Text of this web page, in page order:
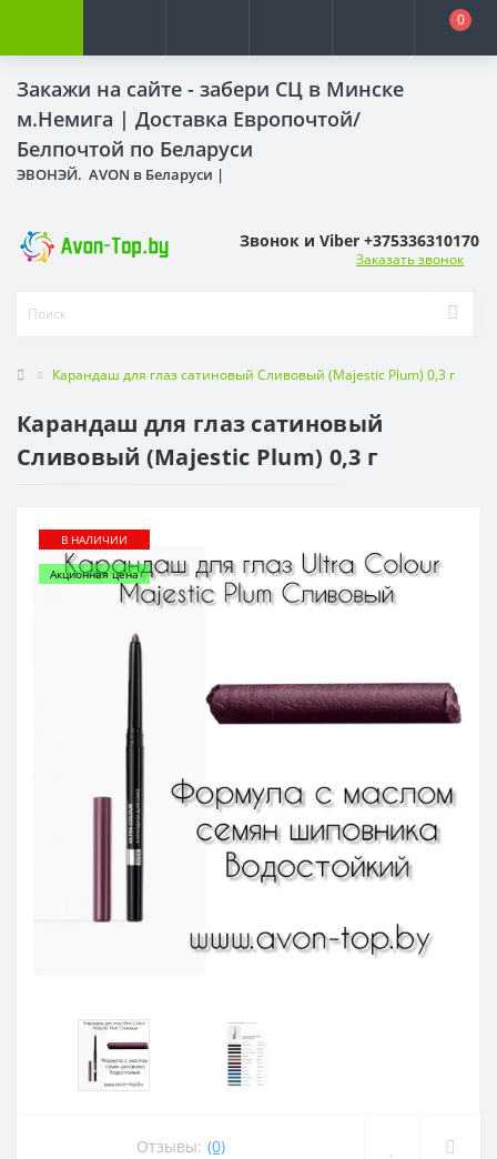
Закажи на сайте - забери СЦ в Минске
м.Немига | Доставка Европочтой/
Белпочтой по Беларуси
ЭВОНЭЙ. AVON в Беларуси |
0
Звонок и Viber +375336310170
Заказать звонок
Карандаш для глаз сатиновый Сливовый (Majestic Plum) 0,3 г
Карандаш для глаз сатиновый
Сливовый (Majestic Plum) 0,3 г
В НАЛИЧИИ
Акционная цена
Отзывы: (0)